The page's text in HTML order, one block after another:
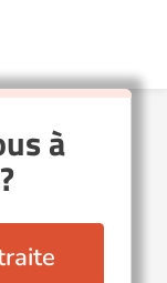
à
?